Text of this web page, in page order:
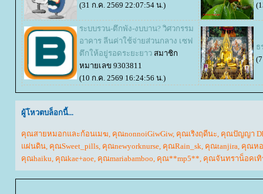
(31 ก.ค. 2569 22:07:54 น.)
ระบบรวน-ตึกพัง-งบบาน? วิศวกรรม
อาคาร ลีนค่าใช้จ่ายส่วนกลาง เซฟ
ตึกให้อยู่รอดระยะยาว สมาชิก
หมายเลข 9303811
(10 ก.ค. 2569 16:24:56 น.)
ธ
ผู้โหวตบล็อกนี้...
คุณสายหมอกและก้อนเมฆ, คุณnonnoiGiwGiw, คุณเริงฤดีนะ, คุณปัญญา
ผ่นดิน, คุณSweet_pills, คุณnewyorknurse, คุณRain_sk, คุณtanjira, คุณห
คุณhaiku, คุณkae+aoe, คุณmariabamboo, คุณ**mp5**, คุณจันทราน็อคเทิ